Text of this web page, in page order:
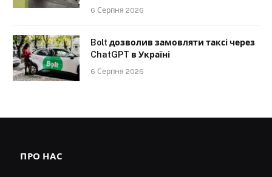
6 Серпня 2026
Bolt дозволив замовляти таксі через
ChatGPT в Україні
6 Серпня 2026
ПРО НАС